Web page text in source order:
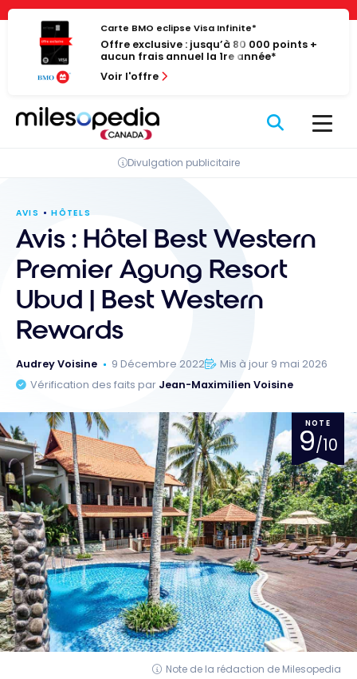
Panneau de gestion des cookies
Passer
contenu
Carte BMO eclipse Visa Infinite*
Offre exclusive : jusqu’à 80 000 points +
aucun frais annuel la 1re année*
Voir l'offre
Divulgation publicitaire
AVIS HÔTELS
Avis : Hôtel Best Western
Premier Agung Resort
Ubud | Best Western
Rewards
Audrey Voisine 9 Décembre 2022
Mis à jour 9 mai 2026
Vérification des faits par Jean-Maximilien Voisine
NOTE
9/10
Note de la rédaction de Milesopedia